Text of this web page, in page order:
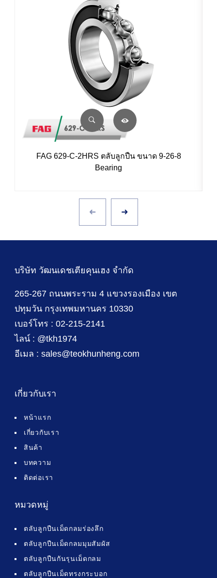
FAG 629-C-2HRS ตลับลูกปืน ขนาด 9-26-8
Bearing
บริษัท วัฒนเดชเตียคุนเฮง จำกัด
265-267 ถนนพระราม 4 แขวงรองเมือง เขต
ปทุมวัน กรุงเทพมหานคร 10330
เบอร์โทร : 02-215-2141
ไลน์ : @tkh1974
อีเมล : sales@teokhunheng.com
เกี่ยวกับเรา
หน้าแรก
เกี่ยวกับเรา
สินค้า
บทความ
ติดต่อเรา
หมวดหมู่
ตลับลูกปืนเม็ดกลมร่องลึก
ตลับลูกปืนเม็ดกลมมุมสัมผัส
ตลับลูกปืนกันรุนเม็ดกลม
ตลับลูกปืนเม็ดทรงกระบอก